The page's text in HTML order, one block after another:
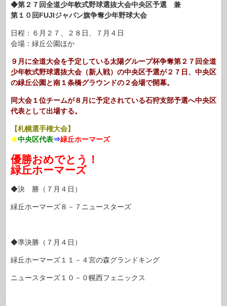
◆第２７回全道少年軟式野球選抜大会中央区予選 兼
第１０回FUJIジャパン旗争奪少年野球大会
日程：６月２７、２８日、７月４日
会場：緑丘公園ほか
９月に全道大会を予定している太陽グループ杯争奪第２７回全道
少年軟式野球選抜大会（新人戦）の中央区予選が２７日、中央区
の緑丘公園と南１条橋グラウンドの２会場で開幕。
同大会１位チームが８月に予定されている石狩支部予選へ中央区
代表として出場する。
【札幌選手権大会】
★中央区代表⇒緑丘ホーマーズ
優勝おめでとう！
緑丘ホーマーズ
◆決 勝（７月４日）
緑丘ホーマーズ８－７ニュースターズ
◆準決勝（７月４日）
緑丘ホーマーズ１１－４宮の森グランドキング
ニュースターズ１０－０幌西フェニックス